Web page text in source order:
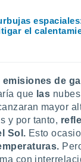
el
de
que las
mayor
y por tanto,
Sol. Esto
con